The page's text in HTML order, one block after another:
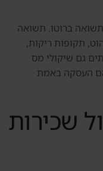
ברוטו. תשואה
תקופות ריקות,
גם שיקולי מס
העסקה באמת
שכירות